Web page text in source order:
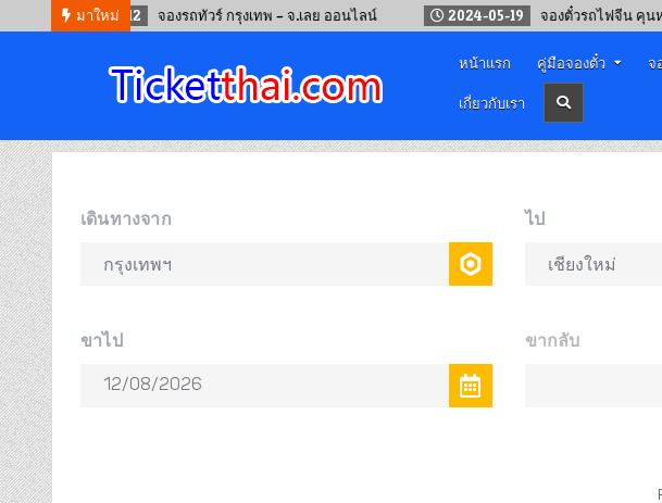
มาใหม่
2024-09-12 จองรถทัวร์ กรุงเทพ – จ.เลย ออนไลน์ 2024-05-19 จองตั๋วรถไฟจีน คุนหมิน – เ
จองตั๋วออนไลน์
หน้าแรก คู่มือจองตั๋ว จ
เกี่ยวกับเรา